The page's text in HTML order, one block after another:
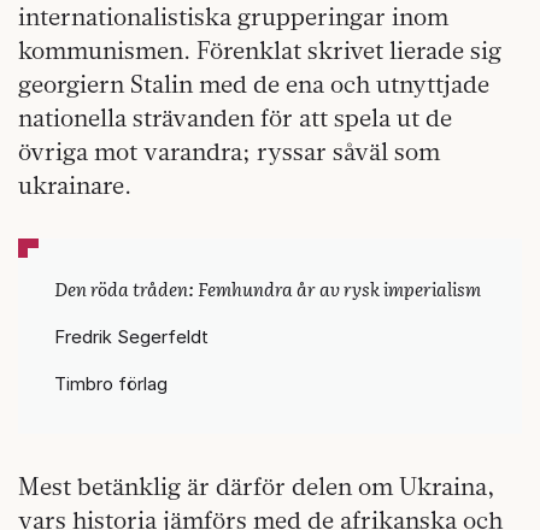
internationalistiska grupperingar inom
kommunismen. Förenklat skrivet lierade sig
georgiern Stalin med de ena och utnyttjade
nationella strävanden för att spela ut de
övriga mot varandra; ryssar såväl som
ukrainare.
Den röda tråden: Femhundra år av rysk imperialism
Fredrik Segerfeldt
Timbro förlag
Mest betänklig är därför delen om Ukraina,
vars historia jämförs med de afrikanska och